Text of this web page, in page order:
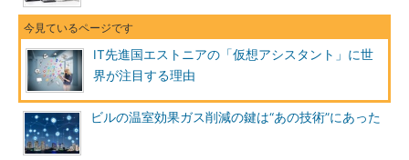
IT先進国エストニアの「仮想アシスタント」に世
界が注目する理由
ビルの温室効果ガス削減の鍵は“あの技術”にあった